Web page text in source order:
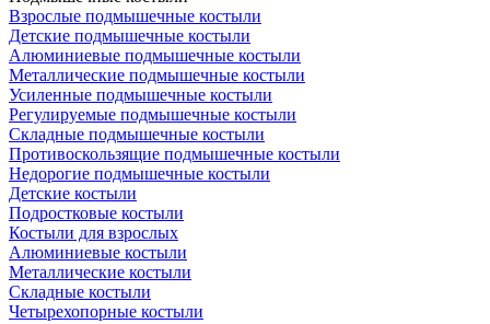
Взрослые подмышечные костыли
Детские подмышечные костыли
Алюминиевые подмышечные костыли
Металлические подмышечные костыли
Усиленные подмышечные костыли
Регулируемые подмышечные костыли
Складные подмышечные костыли
Противоскользящие подмышечные костыли
Недорогие подмышечные костыли
Детские костыли
Подростковые костыли
Костыли для взрослых
Алюминиевые костыли
Металлические костыли
Складные костыли
Четырехопорные костыли